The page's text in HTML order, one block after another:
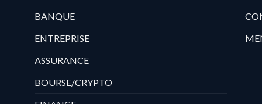
BANQUE
ENTREPRISE
ASSURANCE
BOURSE/CRYPTO